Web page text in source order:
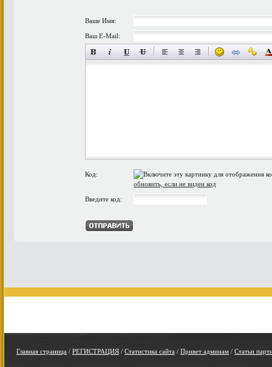
Ваше Имя:
Ваш E-Mail:
Код:
обновить, если не виден код
Введите код:
Главная страница / РЕГИСТРАЦИЯ / Статистика сайта / Привет админам / Статьи